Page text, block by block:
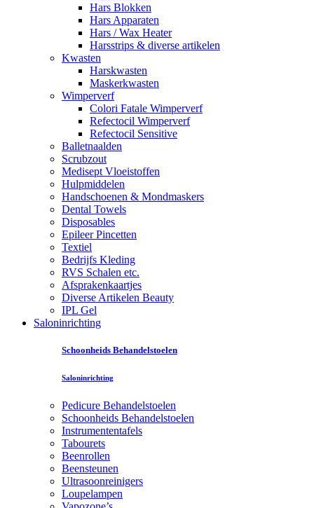
Hars Blokken
Hars Apparaten
Hars / Wax Heater
Harsstrips & diverse artikelen
Kwasten
Harskwasten
Maskerkwasten
Wimperverf
Colori Fatale Wimperverf
Refectocil Wimperverf
Refectocil Sensitive
Balletnaalden
Scrubzout
Medisept Vloeistoffen
Hulpmiddelen
Handschoenen & Mondmaskers
Dental Towels
Disposables
Epileer Pincetten
Textiel
Bedrijfs Kleding
RVS Schalen etc.
Afsprakenkaartjes
Diverse Artikelen Beauty
IPL Gel
Saloninrichting
Schoonheids Behandelstoelen
Saloninrichting
Pedicure Behandelstoelen
Schoonheids Behandelstoelen
Instrumententafels
Tabourets
Beenrollen
Beensteunen
Ultrasoonreinigers
Loupelampen